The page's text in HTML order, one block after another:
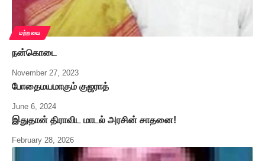
மற்றவை
நன்கொடை
November 27, 2023
போதைமயமாகும் குஜராத்
June 6, 2024
இதுதான் திராவிட மாடல் அரசின் சாதனை!
February 28, 2026